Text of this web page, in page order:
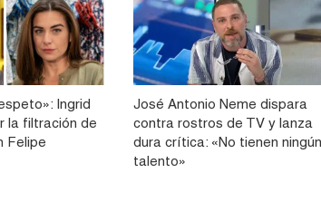
Ingrid
la filtración de
Felipe
José Antonio Neme dispara
contra rostros de TV y lanza
dura crítica: «No tienen ningún
talento»